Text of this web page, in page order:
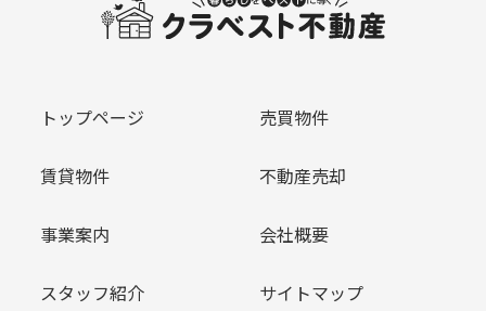
トップページ 売買物件
賃貸物件 不動産売却
事業案内 会社概要
スタッフ紹介 サイトマップ